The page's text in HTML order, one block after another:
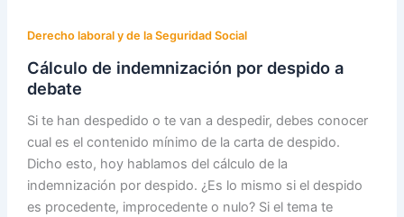
Derecho laboral y de la Seguridad Social
Cálculo de indemnización por despido a
debate
Si te han despedido o te van a despedir, debes conocer
cual es el contenido mínimo de la carta de despido.
Dicho esto, hoy hablamos del cálculo de la
indemnización por despido. ¿Es lo mismo si el despido
es procedente, improcedente o nulo? Si el tema te